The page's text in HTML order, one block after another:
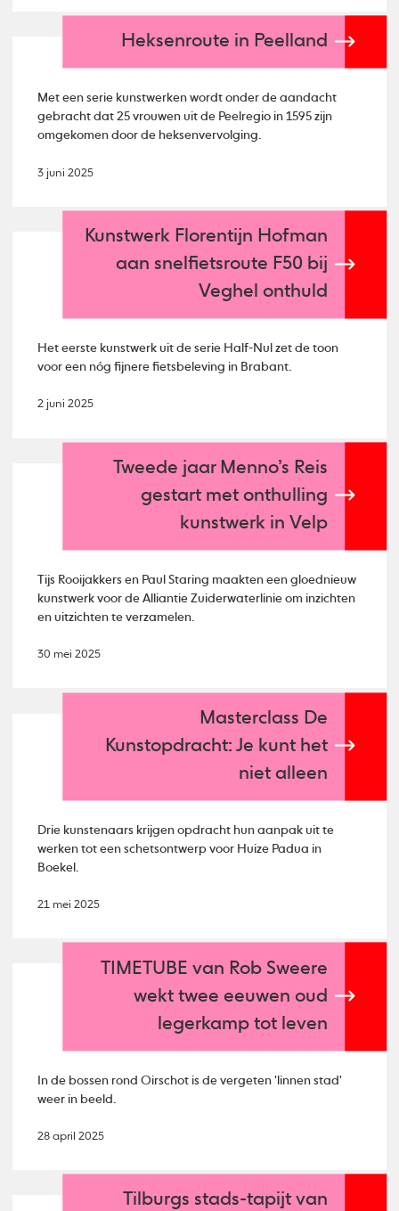
Heksenroute in Peelland
Met een serie kunstwerken wordt onder de aandacht
gebracht dat 25 vrouwen uit de Peelregio in 1595 zijn
omgekomen door de heksenvervolging.
3 juni 2025
Kunstwerk Florentijn Hofman
aan snelfietsroute F50 bij
Veghel onthuld
Het eerste kunstwerk uit de serie Half-Nul zet de toon
voor een nóg fijnere fietsbeleving in Brabant.
2 juni 2025
Tweede jaar Menno’s Reis
gestart met onthulling
kunstwerk in Velp
Tijs Rooijakkers en Paul Staring maakten een gloednieuw
kunstwerk voor de Alliantie Zuiderwaterlinie om inzichten
en uitzichten te verzamelen.
30 mei 2025
Masterclass De
Kunstopdracht: Je kunt het
niet alleen
Drie kunstenaars krijgen opdracht hun aanpak uit te
werken tot een schetsontwerp voor Huize Padua in
Boekel.
21 mei 2025
TIMETUBE van Rob Sweere
wekt twee eeuwen oud
legerkamp tot leven
In de bossen rond Oirschot is de vergeten 'linnen stad'
weer in beeld.
28 april 2025
Tilburgs stads-tapijt van